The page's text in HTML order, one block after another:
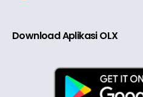
Download Aplikasi OLX